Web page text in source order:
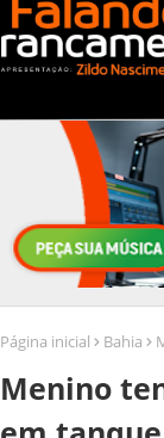
Página inicial Bahia
Menino